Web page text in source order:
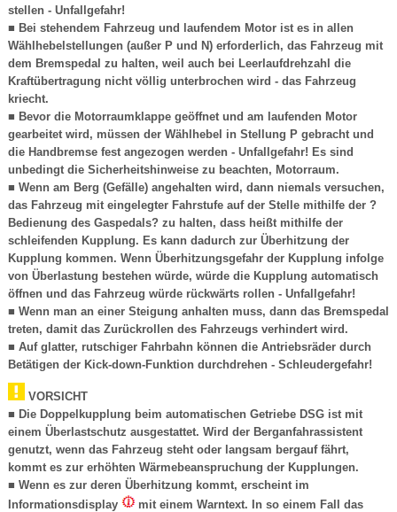
stellen - Unfallgefahr!
■ Bei stehendem Fahrzeug und laufendem Motor ist es in allen
Wählhebelstellungen (außer P und N) erforderlich, das Fahrzeug mit
dem Bremspedal zu halten, weil auch bei Leerlaufdrehzahl die
Kraftübertragung nicht völlig unterbrochen wird - das Fahrzeug
kriecht.
■ Bevor die Motorraumklappe geöffnet und am laufenden Motor
gearbeitet wird, müssen der Wählhebel in Stellung P gebracht und
die Handbremse fest angezogen werden - Unfallgefahr! Es sind
unbedingt die Sicherheitshinweise zu beachten, Motorraum.
■ Wenn am Berg (Gefälle) angehalten wird, dann niemals versuchen,
das Fahrzeug mit eingelegter Fahrstufe auf der Stelle mithilfe der ?
Bedienung des Gaspedals? zu halten, dass heißt mithilfe der
schleifenden Kupplung. Es kann dadurch zur Überhitzung der
Kupplung kommen. Wenn Überhitzungsgefahr der Kupplung infolge
von Überlastung bestehen würde, würde die Kupplung automatisch
öffnen und das Fahrzeug würde rückwärts rollen - Unfallgefahr!
■ Wenn man an einer Steigung anhalten muss, dann das Bremspedal
treten, damit das Zurückrollen des Fahrzeugs verhindert wird.
■ Auf glatter, rutschiger Fahrbahn können die Antriebsräder durch
Betätigen der Kick-down-Funktion durchdrehen - Schleudergefahr!
VORSICHT
■ Die Doppelkupplung beim automatischen Getriebe DSG ist mit
einem Überlastschutz ausgestattet. Wird der Berganfahrassistent
genutzt, wenn das Fahrzeug steht oder langsam bergauf fährt,
kommt es zur erhöhten Wärmebeanspruchung der Kupplungen.
■ Wenn es zur deren Überhitzung kommt, erscheint im
Informationsdisplay
mit einem Warntext. In so einem Fall das